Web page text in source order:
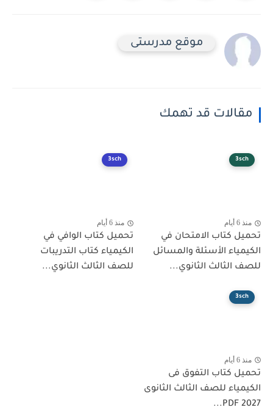
موقع مدرستى
مقالات قد تهمك
3sch
منذ 6 أيام
تحميل كتاب الامتحان في
الكيمياء الأسئلة والمسائل
للصف الثالث الثانوي...
3sch
منذ 6 أيام
تحميل كتاب الوافي في
الكيمياء كتاب التدريبات
للصف الثالث الثانوي...
3sch
منذ 6 أيام
تحميل كتاب التفوق فى
الكيمياء للصف الثالث الثانوى
2027 PDF...